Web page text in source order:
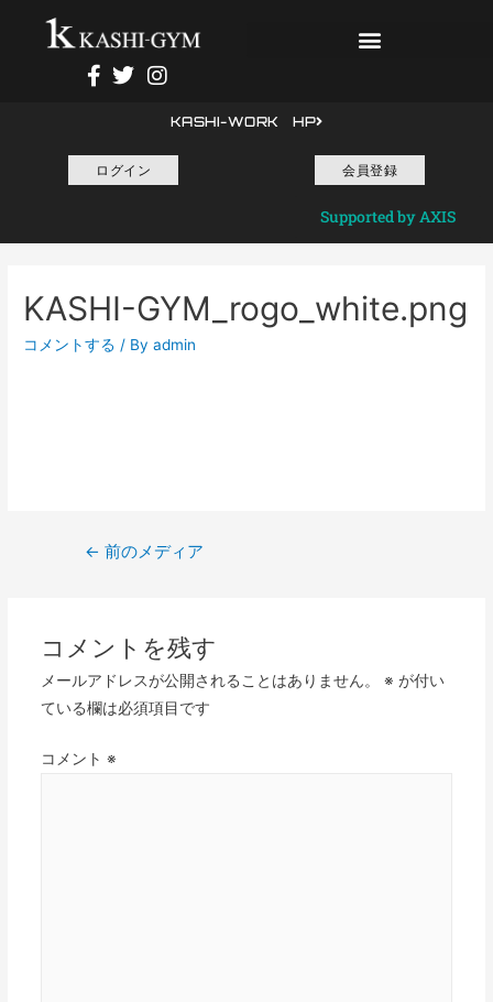
KASHI-WORK HP
ログイン 会員登録
Supported by AXIS
KASHI-GYM_rogo_white.png
コメントする / Byadmin
← 前のメディア
コメントを残す
メールアドレスが公開されることはありません。 ※ が付い
ている欄は必須項目です
コメント ※